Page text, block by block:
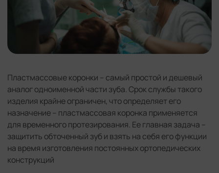
Пластмассовые коронки – самый простой и дешевый
аналог одноименной части зуба. Срок службы такого
изделия крайне ограничен, что определяет его
назначение – пластмассовая коронка применяется
для временного протезирования. Ее главная задача –
защитить обточенный зуб и взять на себя его функции
на время изготовления постоянных ортопедических
конструкций